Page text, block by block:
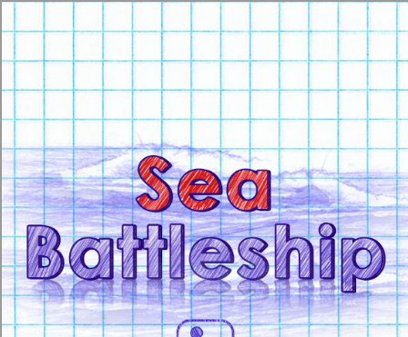
[object HTMLMetaElement]
пополнить счет